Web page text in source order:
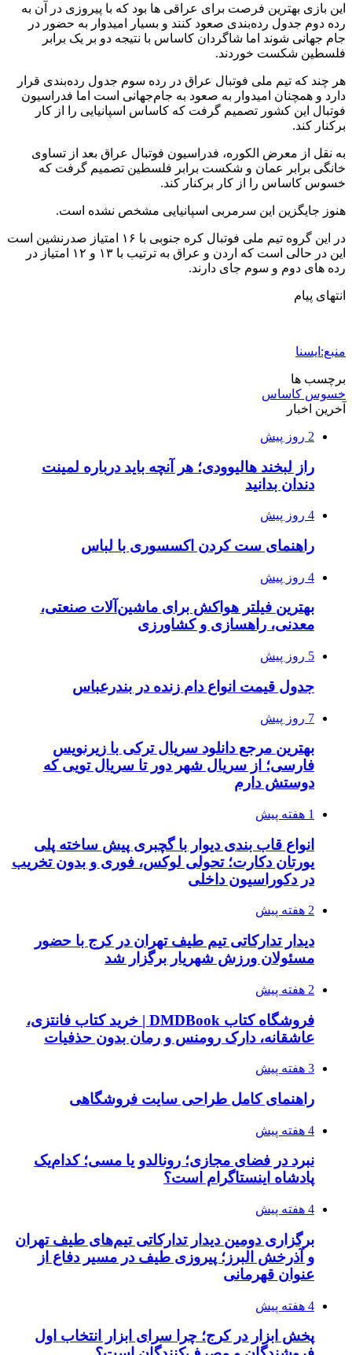
این بازی بهترین فرصت برای عراقی ها بود که با پیروزی در آن به
رده دوم جدول رده‌بندی صعود کنند و بسیار امیدوار به حضور در
جام جهانی شوند اما شاگردان کاساس با نتیجه دو بر یک برابر
فلسطین شکست خوردند.
هر چند که تیم ملی فوتبال عراق در رده سوم جدول رده‌بندی قرار
دارد و همچنان امیدوار به صعود به جام‌جهانی است اما فدراسیون
فوتبال این کشور تصمیم گرفت که کاساس اسپانیایی را از کار
برکنار کند.
به نقل از معرض الکوره، فدراسیون فوتبال عراق بعد از تساوی
خانگی برابر عمان و شکست برابر فلسطین تصمیم گرفت که
خسوس کاساس را از کار برکنار کند.
هنوز جایگزین این سرمربی اسپانیایی مشخص نشده است.
در این گروه تیم ملی فوتبال کره جنوبی با ۱۶ امتیاز صدرنشین است
این در حالی است که اردن و عراق به ترتیب با ۱۳ و ۱۲ امتیاز در
رده های دوم و سوم جای دارند.
انتهای پیام
منبع:ایسنا
برچسب ها
خسوس کاساس
آخرین اخبار
2 روز پیش
راز لبخند هالیوودی؛ هر آنچه باید درباره لمینت
دندان بدانید
4 روز پیش
راهنمای ست کردن اکسسوری با لباس
4 روز پیش
بهترین فیلتر هواکش برای ماشین‌آلات صنعتی،
معدنی، راهسازی و کشاورزی
5 روز پیش
جدول قیمت انواع دام زنده در بندرعباس
7 روز پیش
بهترین مرجع دانلود سریال ترکی با زیرنویس
فارسی؛ از سریال شهر دور تا سریال تویی که
دوستش دارم
1 هفته پیش
انواع قاب بندی دیوار با گچبری پیش ساخته پلی
یورتان دکارت؛ تحولی لوکس، فوری و بدون تخریب
در دکوراسیون داخلی
2 هفته پیش
دیدار تدارکاتی تیم طیف تهران در کرج با حضور
مسئولان ورزش شهریار برگزار شد
2 هفته پیش
فروشگاه کتاب DMDBook | خرید کتاب فانتزی،
عاشقانه، دارک رومنس و رمان بدون حذفیات
3 هفته پیش
راهنمای کامل طراحی سایت فروشگاهی
4 هفته پیش
نبرد در فضای مجازی؛ رونالدو یا مسی؛ کدام‌یک
پادشاه اینستاگرام است؟
4 هفته پیش
برگزاری دومین دیدار تدارکاتی تیم‌های طیف تهران
و آذرخش البرز؛ پیروزی طیف در مسیر دفاع از
عنوان قهرمانی
4 هفته پیش
پخش ابزار در کرج؛ چرا سرای ابزار انتخاب اول